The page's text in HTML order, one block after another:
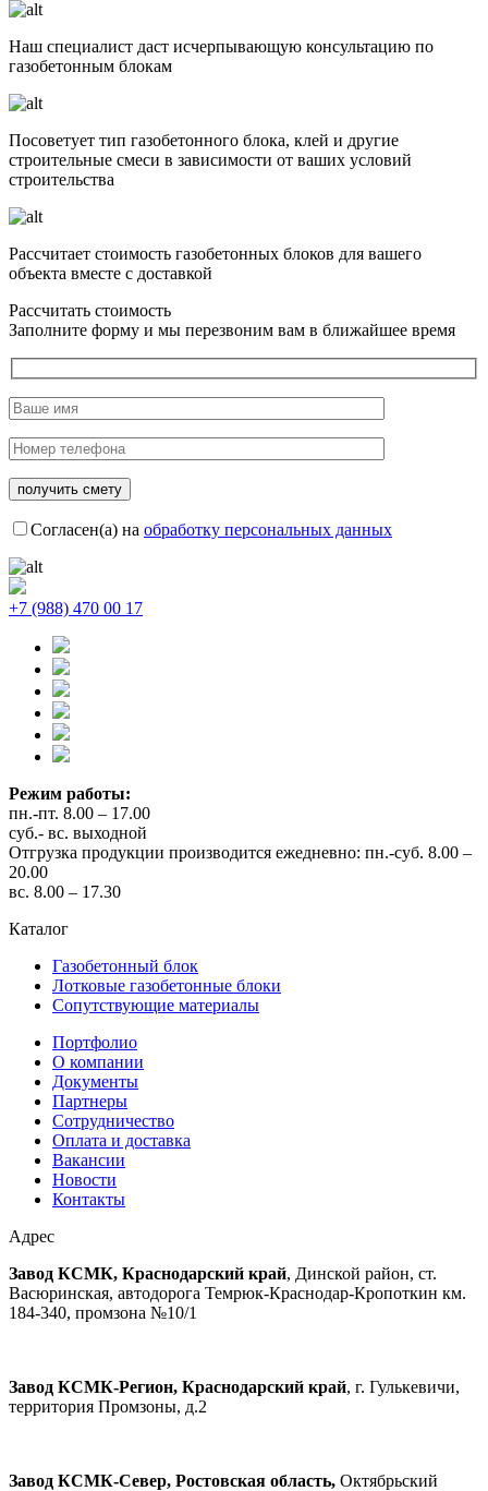
Наш специалист даст исчерпывающую консультацию по
газобетонным блокам
Посоветует тип газобетонного блока, клей и другие
строительные смеси в зависимости от ваших условий
строительства
Рассчитает стоимость газобетонных блоков для вашего
объекта вместе с доставкой
Рассчитать стоимость
Заполните форму и мы перезвоним вам в ближайшее время
Согласен(а) на обработку персональных данных
+7 (988) 470 00 17
Режим работы:
пн.-пт. 8.00 – 17.00
суб.- вс. выходной
Отгрузка продукции производится ежедневно: пн.-суб. 8.00 –
20.00
вс. 8.00 – 17.30
Каталог
Газобетонный блок
Лотковые газобетонные блоки
Сопутствующие материалы
Портфолио
О компании
Документы
Партнеры
Сотрудничество
Оплата и доставка
Вакансии
Новости
Контакты
Адрес
Завод КСМК, Краснодарский край, Динской район, ст.
Васюринская, автодорога Темрюк-Краснодар-Кропоткин км.
184-340, промзона №10/1
Завод КСМК-Регион, Краснодарский край, г. Гулькевичи,
территория Промзоны, д.2
Завод КСМК-Север, Ростовская область, Октябрьский